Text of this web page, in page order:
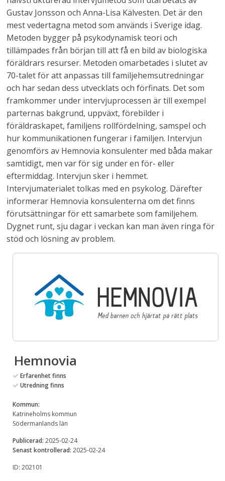
Gustav Jonsson och Anna-Lisa Kälvesten. Det är den
mest vedertagna metod som används i Sverige idag.
Metoden bygger på psykodynamisk teori och
tillämpades från början till att få en bild av biologiska
föräldrars resurser. Metoden omarbetades i slutet av
70-talet för att anpassas till familjehemsutredningar
och har sedan dess utvecklats och förfinats. Det som
framkommer under intervjuprocessen är till exempel
parternas bakgrund, uppväxt, förebilder i
föräldraskapet, familjens rollfördelning, samspel och
hur kommunikationen fungerar i familjen. Intervjun
genomförs av Hemnovia konsulenter med båda makar
samtidigt, men var för sig under en för- eller
eftermiddag. Intervjun sker i hemmet.
Intervjumaterialet tolkas med en psykolog. Därefter
informerar Hemnovia konsulenterna om det finns
förutsättningar för ett samarbete som familjehem.
Dygnet runt, sju dagar i veckan kan man även ringa för
stöd och lösning av problem.
Hemnovia
Erfarenhet finns
Utredning finns
Kommun:
Katrineholms kommun
Södermanlands län
Publicerad: 2025-02-24
Senast kontrollerad: 2025-02-24
ID: 202101